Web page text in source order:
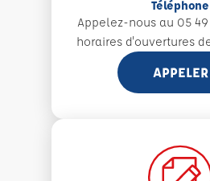
Téléphone
Appelez-nous au 05
horaires d'ouvertures
APPELER